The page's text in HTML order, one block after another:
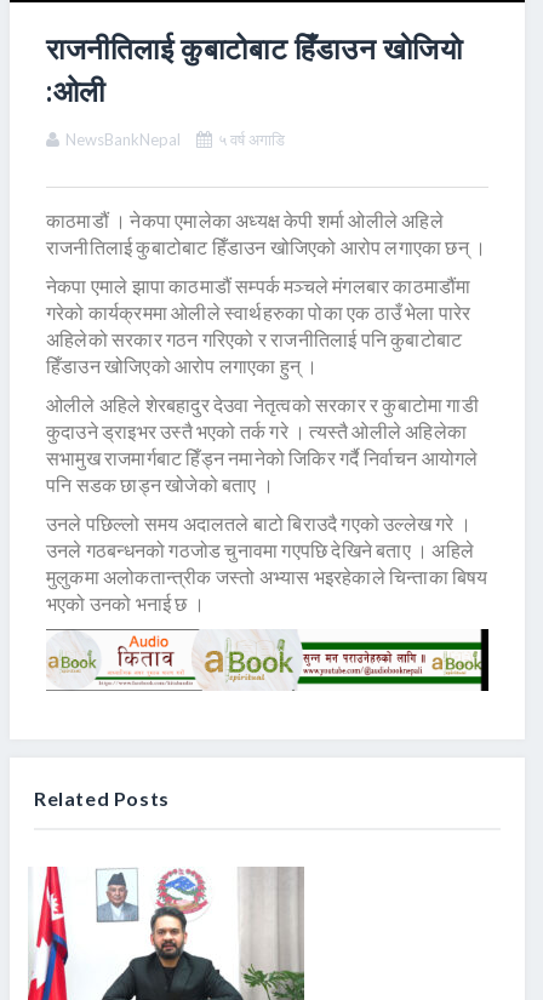
राजनीतिलाई कुबाटोबाट हिँडाउन खाेजियाे
:ओली
NewsBankNepal ५ वर्ष अगाडि
काठमाडौं । नेकपा एमालेका अध्यक्ष केपी शर्मा ओलीले अहिले
राजनीतिलाई कुबाटोबाट हिँडाउन खोजिएको आरोप लगाएका छन् ।
नेकपा एमाले झापा काठमाडौं सम्पर्क मञ्चले मंगलबार काठमाडौंमा
गरेको कार्यक्रममा ओलीले स्वार्थहरुका पोका एक ठाउँ भेला पारेर
अहिलेको सरकार गठन गरिएको र राजनीतिलाई पनि कुबाटोबाट
हिँडाउन खोजिएको आरोप लगाएका हुन् ।
ओलीले अहिले शेरबहादुर देउवा नेतृत्वको सरकार र कुबाटोमा गाडी
कुदाउने ड्राइभर उस्तै भएको तर्क गरे । त्यस्तै ओलीले अहिलेका
सभामुख राजमार्गबाट हिँड्न नमानेको जिकिर गर्दै निर्वाचन आयोगले
पनि सडक छाड्न खोजेको बताए ।
उनले पछिल्लो समय अदालतले बाटो बिराउदै गएको उल्लेख गरे ।
उनले गठबन्धनको गठजोड चुनावमा गएपछि देखिने बताए । अहिले
मुलुकमा अलोकतान्त्रीक जस्तो अभ्यास भइरहेकाले चिन्ताका बिषय
भएको उनको भनाई छ ।
Related Posts